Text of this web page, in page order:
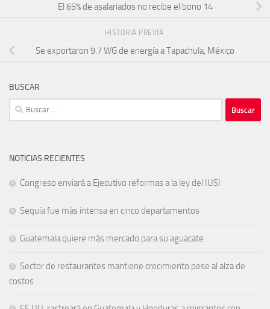
El 65% de asalariados no recibe el bono 14
HISTORIA PREVIA
Se exportaron 9.7 WG de energía a Tapachula, México
BUSCAR
Buscar:
NOTICIAS RECIENTES
Congreso enviará a Ejecutivo reformas a la ley del IUSI
Sequía fue más intensa en cinco departamentos
Guatemala quiere más mercado para su aguacate
Sector de restaurantes mantiene crecimiento pese al alza de
costos